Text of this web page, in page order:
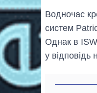
Водночас
систем
Однак в
у відповідь